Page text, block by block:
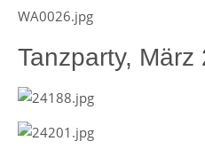
Tanzparty, März